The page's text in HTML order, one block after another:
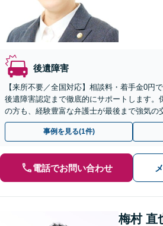
後遺障害
【来所不要／全国対応】相談料・着手金0円
後遺障害認定まで徹底的にサポートします。
の方も、経験豊富な弁護士が最後まで強気の
13拠点】お気軽にご相談ください。
事例を見る(1件)
電話でお問い合わせ
梅村 直